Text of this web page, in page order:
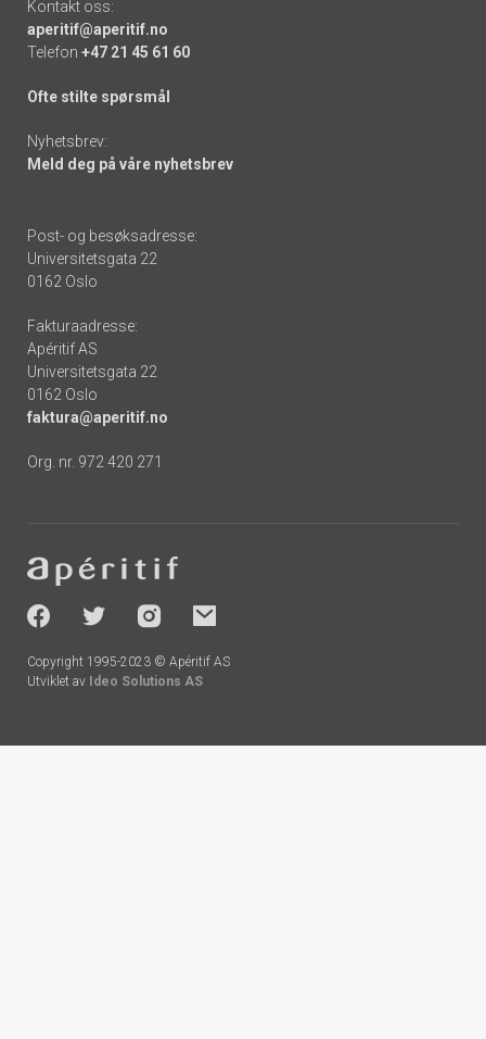
Kontakt oss:
aperitif@aperitif.no
Telefon +47 21 45 61 60
Ofte stilte spørsmål
Nyhetsbrev:
Meld deg på våre nyhetsbrev
Post- og besøksadresse:
Universitetsgata 22
0162 Oslo
Fakturaadresse:
Apéritif AS
Universitetsgata 22
0162 Oslo
faktura@aperitif.no
Org. nr. 972 420 271
-
socials
Copyright 1995-2023 © Apéritif AS
Utviklet av Ideo Solutions AS